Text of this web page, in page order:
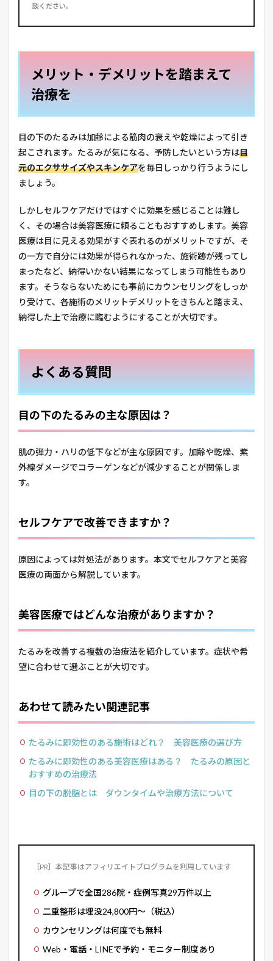
談ください。
メリット・デメリットを踏まえて
治療を
目の下のたるみは加齢による筋肉の衰えや乾燥によって引き
起こされます。たるみが気になる、予防したいという方は目
元のエクササイズやスキンケアを毎日しっかり行うようにし
ましょう。
しかしセルフケアだけではすぐに効果を感じることは難し
く、その場合は美容医療に頼ることもおすすめします。美容
医療は目に見える効果がすぐ表れるのがメリットですが、そ
の一方で自分には効果が得られなかった、施術跡が残ってし
まったなど、納得いかない結果になってしまう可能性もあり
ます。そうならないためにも事前にカウンセリングをしっか
り受けて、各施術のメリットデメリットをきちんと踏まえ、
納得した上で治療に臨むようにすることが大切です。
よくある質問
目の下のたるみの主な原因は？
肌の弾力・ハリの低下などが主な原因です。加齢や乾燥、紫
外線ダメージでコラーゲンなどが減少することが関係しま
す。
セルフケアで改善できますか？
原因によっては対処法があります。本文でセルフケアと美容
医療の両面から解説しています。
美容医療ではどんな治療がありますか？
たるみを改善する複数の治療法を紹介しています。症状や希
望に合わせて選ぶことが大切です。
あわせて読みたい関連記事
たるみに即効性のある施術はどれ？ 美容医療の選び方
たるみに即効性のある美容医療はある？ たるみの原因と
おすすめの治療法
目の下の脱脂とは ダウンタイムや治療方法について
［PR］本記事はアフィリエイトプログラムを利用しています
グループで全国286院・症例写真29万件以上
二重整形は埋没24,800円〜（税込）
カウンセリングは何度でも無料
Web・電話・LINEで予約・モニター制度あり